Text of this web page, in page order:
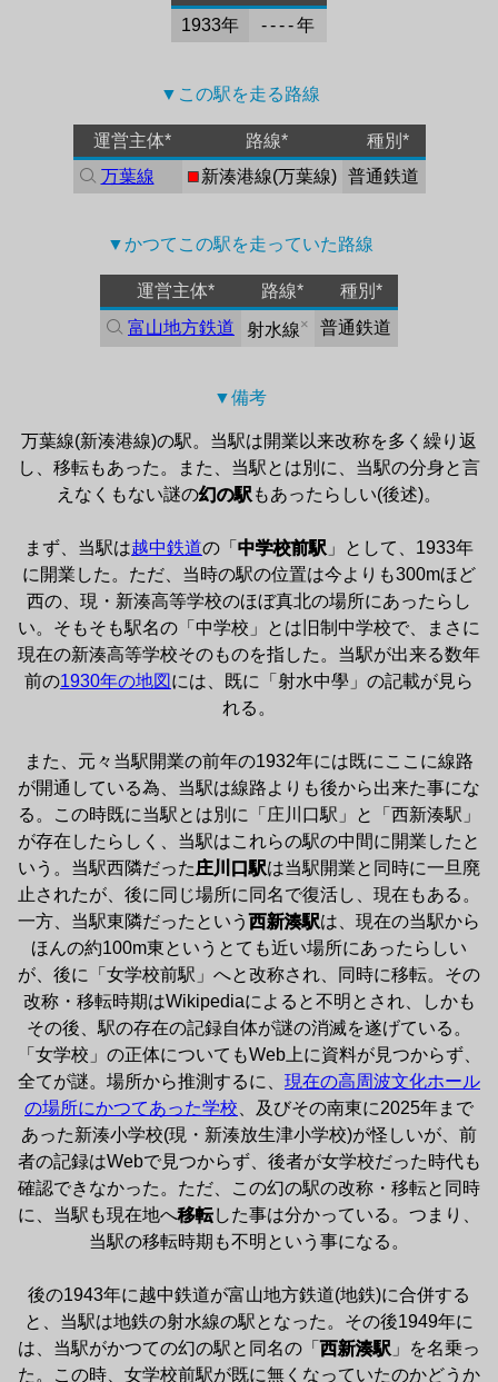
1933年
- - - - 年
▼この駅を走る路線
運営主体* 路線*
種別*
万葉線
■ 新湊港線(万葉線) 普通鉄道
▼かつてこの駅を走っていた路線
運営主体* 路線*
種別*
富山地方鉄道
射水線× 普通鉄道
▼備考
万葉線(新湊港線)の駅。当駅は開業以来改称を多く繰り返
し、移転もあった。また、当駅とは別に、当駅の分身と言
えなくもない謎の幻の駅 もあったらしい(後述)。
まず、当駅は越中鉄道の「 中学校前駅 」として、1933年
に開業した。ただ、当時の駅の位置は今よりも300mほど
西の、現・新湊高等学校のほぼ真北の場所にあったらし
い。そもそも駅名の「中学校」とは旧制中学校で、まさに
現在の新湊高等学校そのものを指した。当駅が出来る数年
前の1930年の地図 には、既に「射水中學」の記載が見ら
れる。
また、元々当駅開業の前年の1932年には既にここに線路
が開通している為、当駅は線路よりも後から出来た事にな
る。この時既に当駅とは別に「庄川口駅」と「西新湊駅」
が存在したらしく、当駅はこれらの駅の中間に開業したと
いう。当駅西隣だった庄川口駅は当駅開業と同時に一旦廃
止されたが、後に同じ場所に同名で復活し、現在もある。
一方、当駅東隣だったという西新湊駅は、現在の当駅から
ほんの約100m東というとても近い場所にあったらしい
が、後に「女学校前駅」へと改称され、同時に移転。その
改称・移転時期はWikipediaによると不明とされ、しかも
その後、駅の存在の記録自体が謎の消滅を遂げている。
「女学校」の正体についてもWeb上に資料が見つからず、
全てが謎。場所から推測するに、 現在の高周波文化ホール
の場所にかつてあった学校 、及びその南東に2025年まで
あった新湊小学校(現・新湊放生津小学校)が怪しいが、前
者の記録はWebで見つからず、後者が女学校だった時代も
確認できなかった。ただ、この幻の駅の改称・移転と同時
に、当駅も現在地へ移転した事は分かっている。つまり、
当駅の移転時期も不明という事になる。
後の1943年に越中鉄道が富山地方鉄道(地鉄)に合併する
と、当駅は地鉄の射水線の駅となった。その後1949年に
は、当駅がかつての幻の駅と同名の「西新湊駅 」を名乗っ
た。この時、女学校前駅が既に無くなっていたのかどうか